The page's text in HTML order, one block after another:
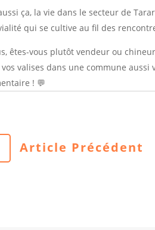
aussi ça, la vie dans le secteur de
qui se cultive au fil des
êtes-vous plutôt vendeur ou
valises dans une commune aussi
! 💬
Article Précédent